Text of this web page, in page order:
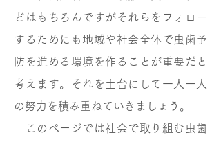
どはもちろんですがそれらをフォロー
するためにも地域や社会全体で虫歯予
防を進める環境を作ることが重要だと
考えます。それを土台にして一人一人
の努力を積み重ねていきましょう。
このページでは社会で取り組む虫歯